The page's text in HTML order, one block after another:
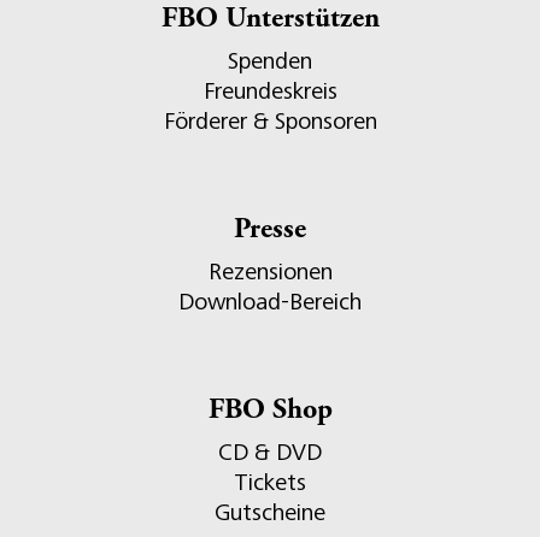
FBO Unterstützen
Spenden
Freundeskreis
Förderer & Sponsoren
Presse
Rezensionen
Download-Bereich
FBO Shop
CD & DVD
Tickets
Gutscheine